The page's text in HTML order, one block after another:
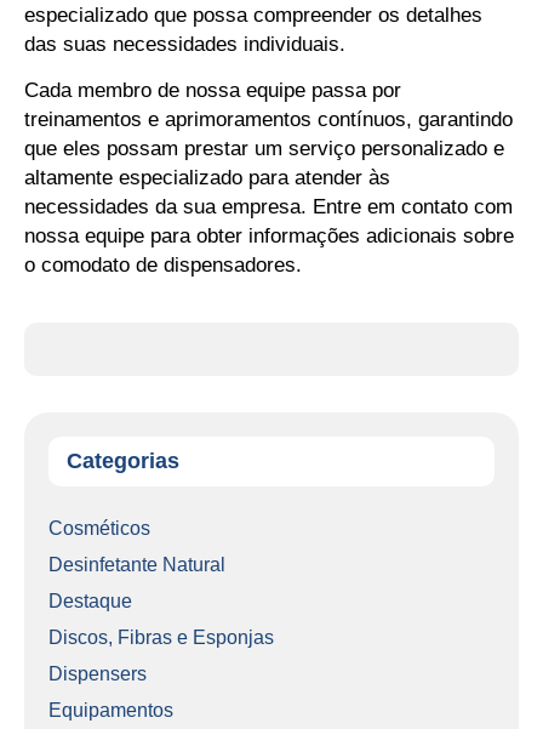
especializado que possa compreender os detalhes
das suas necessidades individuais.
Cada membro de nossa equipe passa por
treinamentos e aprimoramentos contínuos, garantindo
que eles possam prestar um serviço personalizado e
altamente especializado para atender às
necessidades da sua empresa. Entre em contato com
nossa equipe para obter informações adicionais sobre
o comodato de dispensadores.
Categorias
Cosméticos
Desinfetante Natural
Destaque
Discos, Fibras e Esponjas
Dispensers
Equipamentos